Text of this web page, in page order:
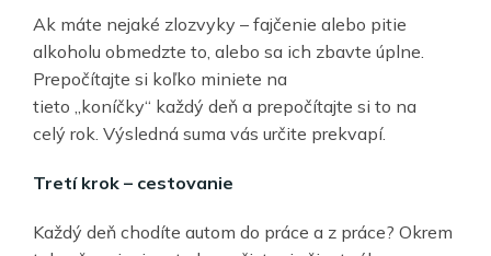
Ak máte nejaké zlozvyky – fajčenie alebo pitie
alkoholu obmedzte to, alebo sa ich zbavte úplne.
Prepočítajte si koľko miniete na
tieto „koníčky“ každý deň a prepočítajte si to na
celý rok. Výsledná suma vás určite prekvapí.
Tretí krok – cestovanie
Každý deň chodíte autom do práce a z práce? Okrem